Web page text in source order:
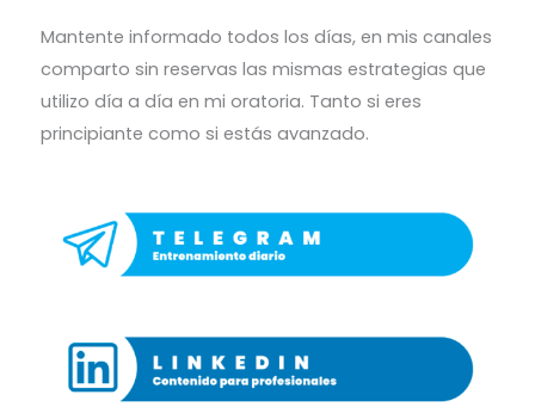
Mantente informado todos los días, en mis canales
comparto sin reservas las mismas estrategias que
utilizo día a día en mi oratoria. Tanto si eres
principiante como si estás avanzado.